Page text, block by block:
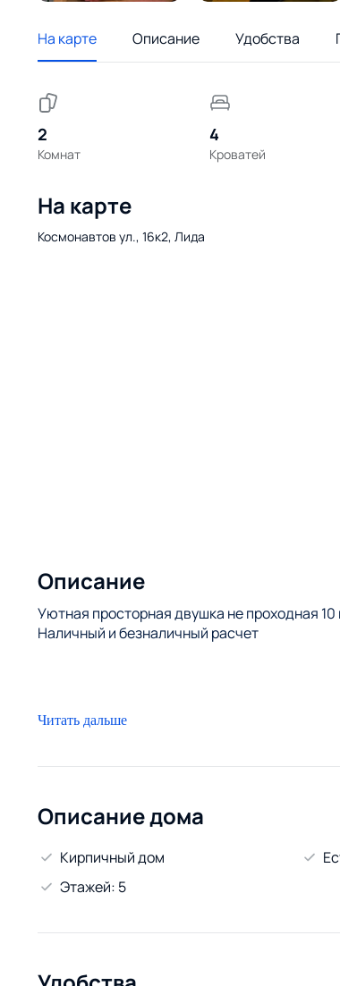
На карте Описание Удобства
2
Комнат
4
Кроватей
На карте
Космонавтов ул., 16к2, Лида
Описание
Уютная просторная двушка не проходная
Наличный и безналичный расчет
Читать дальше
Описание дома
Кирпичный дом
Этажей: 5